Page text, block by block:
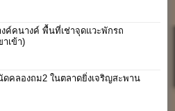
ค์คนางค์ พื้นที่เช่าจุดแวะพักรถ
เข้า)
คลองถม2 ในตลาดยิ่งเจริญสะพาน